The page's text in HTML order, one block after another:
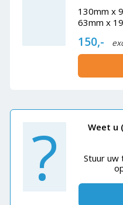
130mm x
63mm x
150,-
?
Weet u
Stuur uw